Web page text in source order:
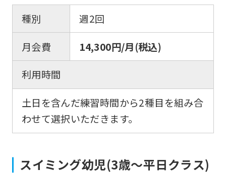
種別
週2回
月会費
14,300円/月(税込)
利用時間
土日を含んだ練習時間から2種目を組み合
わせて選択いただきます。
スイミング幼児(3歳〜平日クラス)